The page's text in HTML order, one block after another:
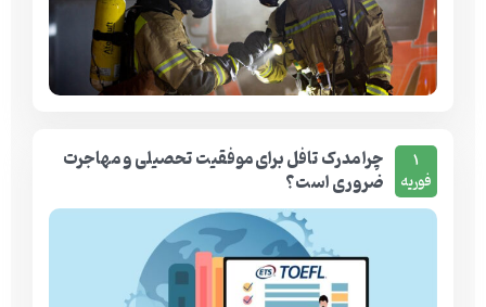
1
فوریه
چرا مدرک تافل برای موفقیت تحصیلی و مهاجرت
ضروری است؟